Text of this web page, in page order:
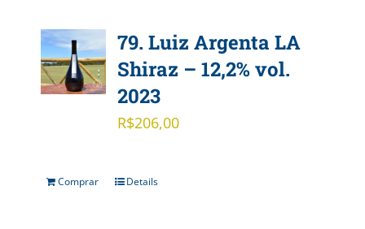
79. Luiz Argenta LA
Shiraz – 12,2% vol.
2023
R$206,00
Comprar Details